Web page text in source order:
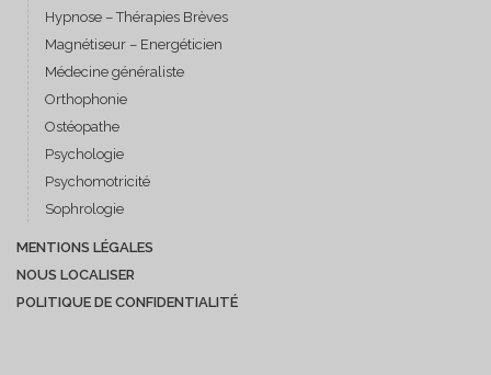
Hypnose – Thérapies Brèves
Magnétiseur – Energéticien
Médecine généraliste
Orthophonie
Ostéopathe
Psychologie
Psychomotricité
Sophrologie
MENTIONS LÉGALES
NOUS LOCALISER
POLITIQUE DE CONFIDENTIALITÉ